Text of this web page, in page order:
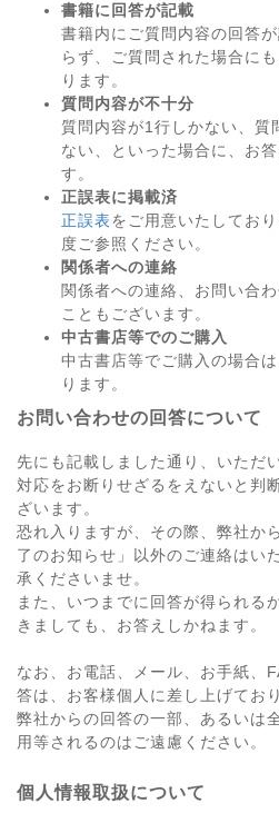
書籍に回答が記載
書籍内にご質問内容の回答
らず、ご質問された場合に
ります。
質問内容が不十分
質問内容が1行しかない、質
ない、といった場合に、お
す。
正誤表に掲載済
正誤表をご用意いたしてお
度ご参照ください。
関係者への連絡
関係者への連絡、お問い合
こともございます。
中古書店等でのご購入
中古書店等でご購入の場合
ります。
お問い合わせの回答について
先にも記載しました通り、いただ
対応をお断りせざるをえないと判
ざいます。
恐れ入りますが、その際、弊社か
了のお知らせ」以外のご連絡はい
承くださいませ。
また、いつまでに回答が得られる
きましても、お答えしかねます。
なお、お電話、メール、お手紙、
答は、お客様個人に差し上げてお
弊社からの回答の一部、あるいは
用等されるのはご遠慮ください。
個人情報取扱について